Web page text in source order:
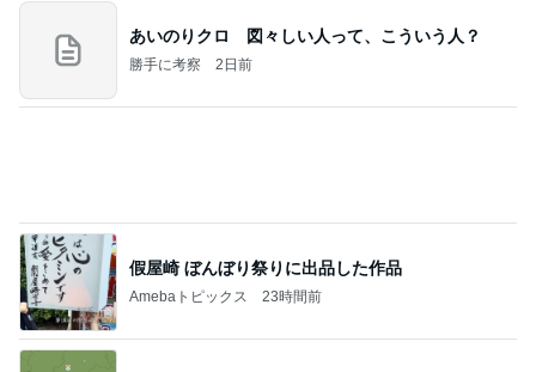
假屋崎 ぼんぼり祭りに出品した作品
Amebaトピックス
鶏肉の旨みとコクのスープカレー
Amebaトピックス 1日前